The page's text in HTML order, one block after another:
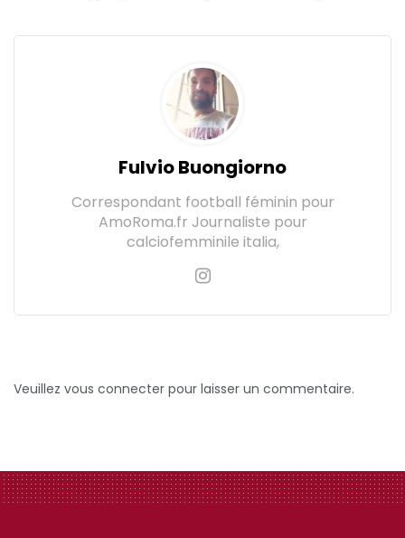
Fulvio Buongiorno
Correspondant football féminin pour
AmoRoma.fr Journaliste pour
calciofemminile italia,
Veuillez vous connecter pour laisser un commentaire.